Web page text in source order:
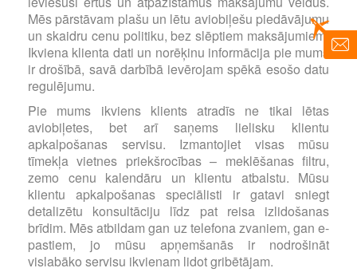
Mēs pārstāvam plašu un lētu aviobiļešu piedāvājumu
un skaidru cenu politiku, bez slēptiem maksājumiem.
Ikviena klienta dati un norēķinu informācija pie mums
ir drošībā, savā darbībā ievērojam spēkā esošo datu
regulējumu.
Pie mums ikviens klients atradīs ne tikai lētas
aviobiļetes, bet arī saņems lielisku klientu
apkalpošanas servisu. Izmantojiet visas mūsu
tīmekļa vietnes priekšrocības – meklēšanas filtru,
zemo cenu kalendāru un klientu atbalstu. Mūsu
klientu apkalpošanas speciālisti ir gatavi sniegt
detalizētu konsultāciju līdz pat reisa izlidošanas
brīdim. Mēs atbildam gan uz telefona zvaniem, gan e-
pastiem, jo mūsu apņemšanās ir nodrošināt
vislabāko servisu ikvienam lidot gribētājam.